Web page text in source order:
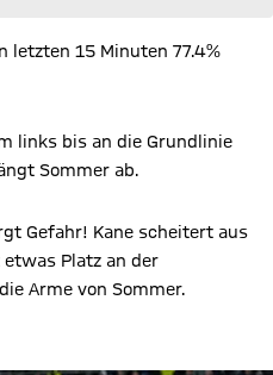
letzten 15 Minuten 77.4%
links bis an die Grundlinie
Sommer ab.
Gefahr! Kane scheitert aus
Platz an der
Arme von Sommer.